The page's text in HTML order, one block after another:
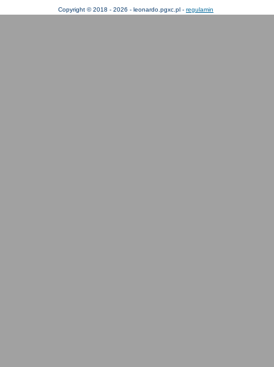
Copyright © 2018 - 2026 - leonardo.pgxc.pl - regulamin